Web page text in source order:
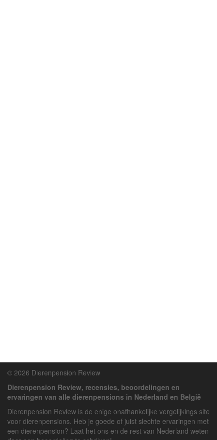
© 2026 Dierenpension Review
Dierenpension Review, recensies, beoordelingen en
ervaringen van alle dierenpensions in Nederland en België
Dierenpension Review is de enige onafhankelijke vergelijkings site
voor dierenpensions. Heb je goede of juist slechte ervaringen met
een dierenpension? Laat het ons en de rest van Nederland weten